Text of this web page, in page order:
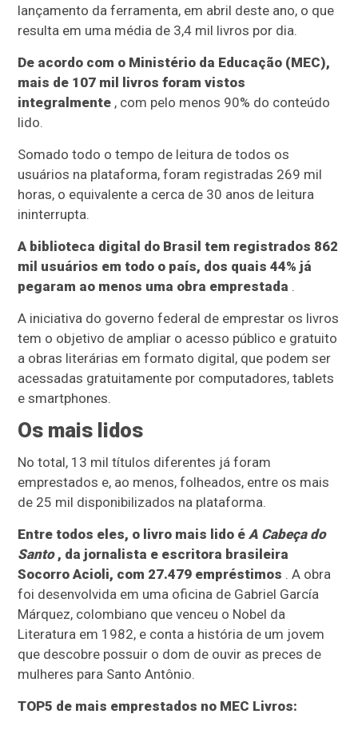
lançamento da ferramenta, em abril deste ano, o que
resulta em uma média de 3,4 mil livros por dia.
De acordo com o Ministério da Educação (MEC),
mais de 107 mil livros foram vistos
integralmente , com pelo menos 90% do conteúdo
lido.
Somado todo o tempo de leitura de todos os
usuários na plataforma, foram registradas 269 mil
horas, o equivalente a cerca de 30 anos de leitura
ininterrupta.
A biblioteca digital do Brasil tem registrados 862
mil usuários em todo o país, dos quais 44% já
pegaram ao menos uma obra emprestada .
A iniciativa do governo federal de emprestar os livros
tem o objetivo de ampliar o acesso público e gratuito
a obras literárias em formato digital, que podem ser
acessadas gratuitamente por computadores, tablets
e smartphones.
Os mais lidos
No total, 13 mil títulos diferentes já foram
emprestados e, ao menos, folheados, entre os mais
de 25 mil disponibilizados na plataforma.
Entre todos eles, o livro mais lido éA Cabeça do
Santo, da jornalista e escritora brasileira
Socorro Acioli, com 27.479 empréstimos . A obra
foi desenvolvida em uma oficina de Gabriel García
Márquez, colombiano que venceu o Nobel da
Literatura em 1982, e conta a história de um jovem
que descobre possuir o dom de ouvir as preces de
mulheres para Santo Antônio.
TOP5 de mais emprestados no MEC Livros: